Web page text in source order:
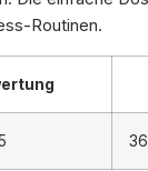
Routinen.